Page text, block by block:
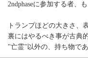
2ndphaseに参加する者、
トランプほどの大きさ、
裏にはやるべき事が古典
"亡霊"以外の、持ち物で